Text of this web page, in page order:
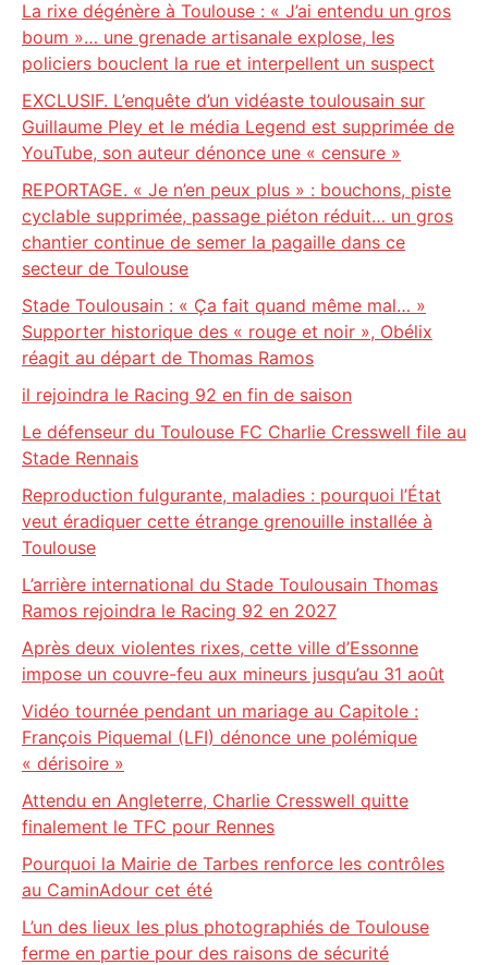
La rixe dégénère à Toulouse : « J’ai entendu un gros
boum »… une grenade artisanale explose, les
policiers bouclent la rue et interpellent un suspect
EXCLUSIF. L’enquête d’un vidéaste toulousain sur
Guillaume Pley et le média Legend est supprimée de
YouTube, son auteur dénonce une « censure »
REPORTAGE. « Je n’en peux plus » : bouchons, piste
cyclable supprimée, passage piéton réduit… un gros
chantier continue de semer la pagaille dans ce
secteur de Toulouse
Stade Toulousain : « Ça fait quand même mal… »
Supporter historique des « rouge et noir », Obélix
réagit au départ de Thomas Ramos
il rejoindra le Racing 92 en fin de saison
Le défenseur du Toulouse FC Charlie Cresswell file au
Stade Rennais
Reproduction fulgurante, maladies : pourquoi l’État
veut éradiquer cette étrange grenouille installée à
Toulouse
L’arrière international du Stade Toulousain Thomas
Ramos rejoindra le Racing 92 en 2027
Après deux violentes rixes, cette ville d’Essonne
impose un couvre-feu aux mineurs jusqu’au 31 août
Vidéo tournée pendant un mariage au Capitole :
François Piquemal (LFI) dénonce une polémique
« dérisoire »
Attendu en Angleterre, Charlie Cresswell quitte
finalement le TFC pour Rennes
Pourquoi la Mairie de Tarbes renforce les contrôles
au CaminAdour cet été
L’un des lieux les plus photographiés de Toulouse
ferme en partie pour des raisons de sécurité